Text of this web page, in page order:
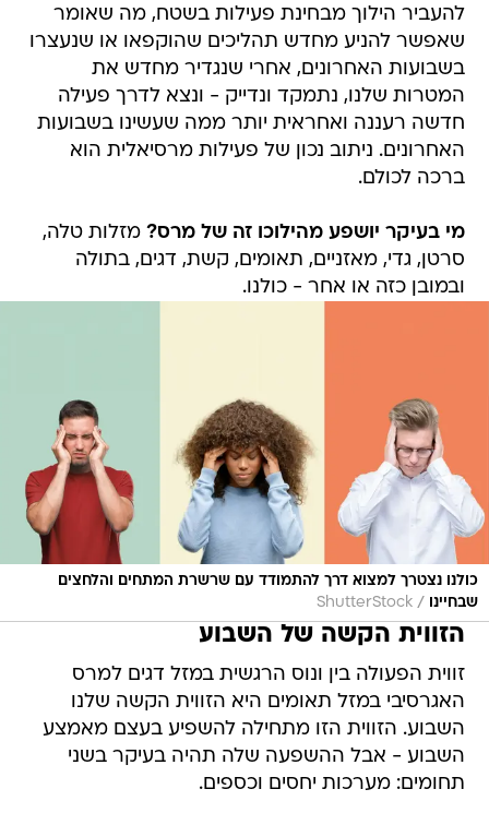
להעביר הילוך מבחינת פעילות בשטח, מה שאומר
שאפשר להניע מחדש תהליכים שהוקפאו או שנעצרו
בשבועות האחרונים, אחרי שנגדיר מחדש את
המטרות שלנו, נתמקד ונדייק - ונצא לדרך פעילה
חדשה רעננה ואחראית יותר ממה שעשינו בשבועות
האחרונים. ניתוב נכון של פעילות מרסיאלית הוא
ברכה לכולם.
מי בעיקר יושפע מהילוכו זה של מרס? מזלות טלה,
סרטן, גדי, מאזניים, תאומים, קשת, דגים, בתולה
ובמובן כזה או אחר - כולנו.
כולנו נצטרך למצוא דרך להתמודד עם שרשרת המתחים והלחצים
שבחיינו
/
ShutterStock
הזווית הקשה של השבוע
זווית הפעולה בין ונוס הרגשית במזל דגים למרס
האגרסיבי במזל תאומים היא הזווית הקשה שלנו
השבוע. הזווית הזו מתחילה להשפיע בעצם מאמצע
השבוע - אבל ההשפעה שלה תהיה בעיקר בשני
תחומים: מערכות יחסים וכספים.